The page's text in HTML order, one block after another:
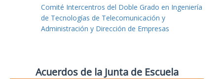
Comité Intercentros del Doble Grado en Ingeniería
de Tecnologías de Telecomunicación y
Administración y Dirección de Empresas
Acuerdos de la Junta de Escuela